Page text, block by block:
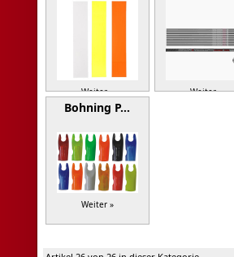
Weiter » Weiter »
Bohning P…
Weiter »